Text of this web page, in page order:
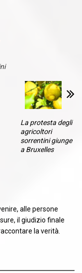
La protesta degli
agricoltori
sorrentini giunge
a Bruxelles
alle persone
il giudizio finale
la verità.